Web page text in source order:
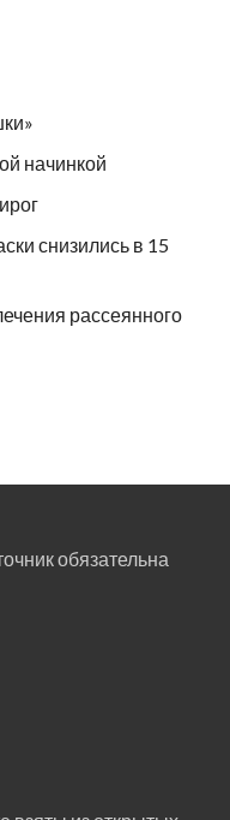
начинкой
снизились в 15
рассеянного
обязательна